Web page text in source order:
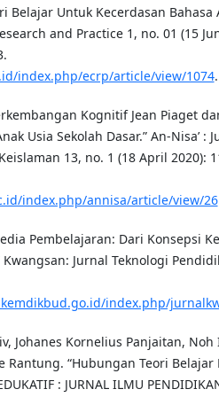
Belajar Untuk Kecerdasan Bahasa
and Practice 1, no. 01 (15
index.php/ecrp/article/view/1074.
Kognitif Jean Piaget
Usia Sekolah Dasar.” An-Nisa’ :
13, no. 1 (18 April 2020):
index.php/annisa/article/view/26
Pembelajaran: Dari Konsepsi
Jurnal Teknologi
index.php/
Johanes Kornelius Panjaitan,
Rantung. “Hubungan Teori Belajar
: JURNAL ILMU